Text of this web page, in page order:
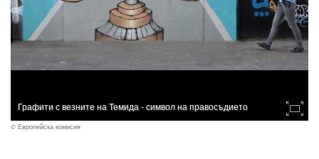
Графити с везните на Темида - символ на правосъдието
© Европейска комисия